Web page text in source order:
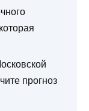
прогноз